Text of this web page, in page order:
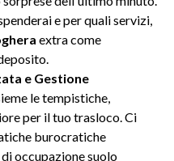
e per quali servizi,
extra come
e Gestione
le tempistiche,
per il tuo trasloco. Ci
burocratiche
occupazione suolo